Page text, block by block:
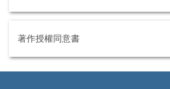
著作授權同意書